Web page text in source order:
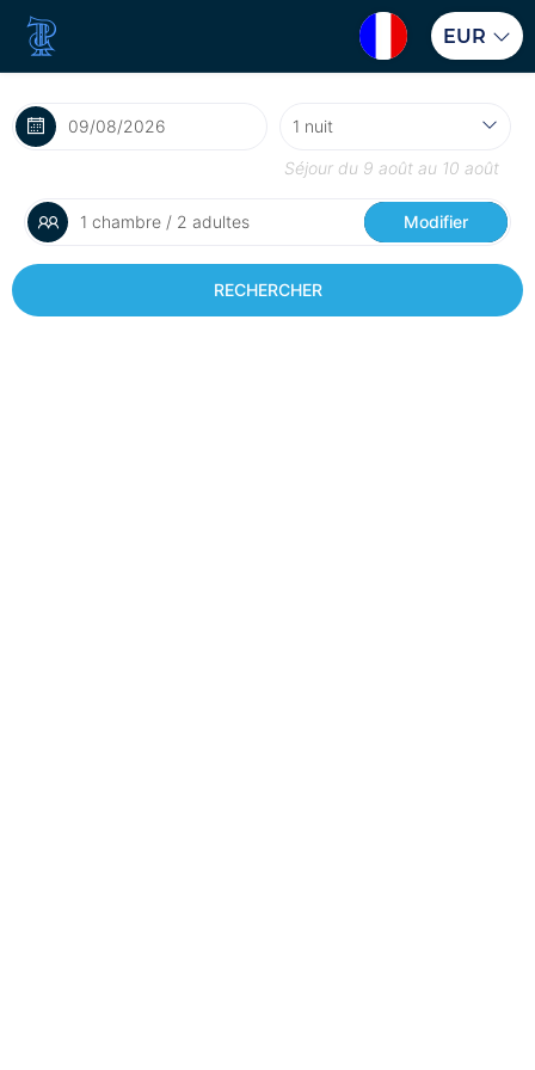
EUR
Séjour du 9 août au 10 août
1 chambre / 2 adultes Modifier